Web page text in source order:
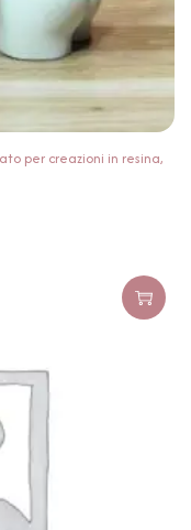
per creazioni in resina,